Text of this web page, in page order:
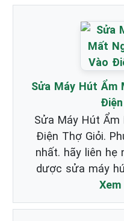
Sửa Máy Hút Ẩm
Sửa Máy Hút Ẩm
Điện Thợ Giỏi.
nhất. hãy liên hẹ
dược sửa máy